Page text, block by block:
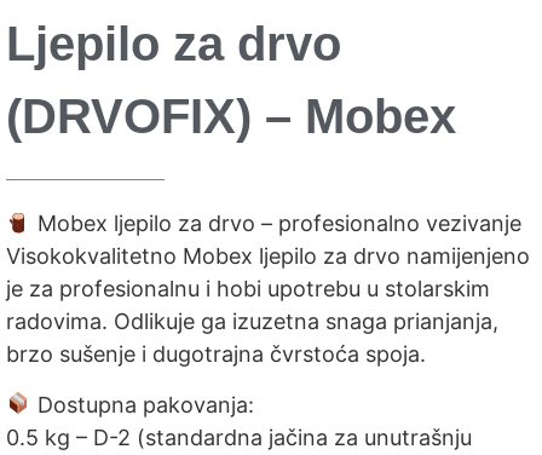
Ljepilo za drvo
(DRVOFIX) – Mobex
Mobex ljepilo za drvo – profesionalno vezivanje
Visokokvalitetno Mobex ljepilo za drvo namijenjeno
je za profesionalnu i hobi upotrebu u stolarskim
radovima. Odlikuje ga izuzetna snaga prianjanja,
brzo sušenje i dugotrajna čvrstoća spoja.
Dostupna pakovanja:
0.5 kg – D-2 (standardna jačina za unutrašnju